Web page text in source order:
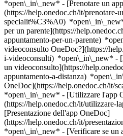
*open\_in\_new* - [Prenotare un
(https://help.onedoc.ch/it/prenotare-
specialit%C3%A0)
per un parente](https://
appuntamento-per-un-parente)
videoconsulto OneDoc?](https://
i-videoconsulti) *open\_in\_new* -
un videoconsulto](https://
appuntamento-a-distanza)
OneDoc](https://help.onedoc.ch/it/
*open\_in\_new* - [Utilizzare l'app
(https://help.onedoc.ch/it/utilizzare-
[Presentazione dell'app OneDoc]
(https://help.onedoc.ch/it/
*open\_in\_new* - [Verificare se un appuntamento è confermato](https://help.onedoc.ch/it/verificare-se-un-appuntamento-%C3%A8-confermato) *open\_in\_new* - [Annullare un appuntamento prenotato online su OneDoc](https://help.onedoc.ch/it/annullare-un-appuntamento-prenotato-online-su-onedoc) *open\_in\_new* - [Non ho ricevuto la conferma dell'appuntamento](https://help.onedoc.ch/it/non-ho-ricevuto-la-conferma-dellappuntamento) *open\_in\_new* [Vedi tutti i nostri articoli *open\_in\_new*](https://help.onedoc.ch/it/) # Elenco: cliniche nel cantone Soletta 1. [OneDoc](https://www.onedoc.ch/it/)/ 2. [Clinica](https://www.onedoc.ch/it/clinica)/ 3. Cantone Soletta [Clinique DELC Grenchen](https://www.onedoc.ch/it/clinica/grenchen/e12f/clinique-delc-grenchen) Solothurnstrasse 65, 2540 Grenchen SO [Gerontopsych. Tagesklinik/ARKADE - Psychiatrische Klinik](https://www.onedoc.ch/it/clinica/soletta/ez65/gerontopsych-tagesklinik-arkade-psychiatrische-klinik) Kapuzinerstrasse 9, 4500 Soletta [Olten, Psychiatrische Tagesklinik - Psychiatrische Klinik](https://www.onedoc.ch/it/clinica/olten/euhi/olten-psychiatrische-tagesklinik-psychiatrische-klinik) Baslerstrasse 150, 4600 Olten [Pallas Grenchen](https://www.onedoc.ch/it/clinica/grenchen/e7m7/pallas-grenchen) Kirchstrasse 10, 2540 Grenchen SO [Pallas Olten](https://www.onedoc.ch/it/clinica/olten/e7m2/pallas-olten) Louis Giroud-Strasse 20, 4600 Olten [Pallas Solothurn](https://www.onedoc.ch/it/clinica/soletta/e7m8/pallas-solothurn) Dornacherstrasse 26, 4500 Soletta [Privatklinik Obach](https://www.onedoc.ch/it/clinica/soletta/eq4o/privatklinik-obach) Leopoldstrasse 5, 4500 Soletta [Privatklinik Obach - Anästhesie Allgemein](https://www.onedoc.ch/it/clinica/soletta/ez55/privatklinik-obach-anasthesie-allgemein) Leopoldstrasse 5, 4500 Soletta [Privatklinik Obach - Chirurgie Allgemein](https://www.onedoc.ch/it/clinica/soletta/euki/privatklinik-obach-chirurgie-allgemein) Leopoldstrasse 5, 4500 Soletta [Privatklinik Obach - Chirurgie Orthopädische](https://www.onedoc.ch/it/clinica/soletta/euj6/privatklinik-obach-chirurgie-orthopadische) Leopoldstrasse 5, 4500 Soletta [Privatklinik Obach - Chirurgie Viszeral](https://www.onedoc.ch/it/clinica/soletta/esv5/privatklinik-obach-chirurgie-viszeral) Leopoldstrasse 5, 4500 Soletta [Privatklinik Obach - Gynäkologische Klinik](https://www.onedoc.ch/it/clinica/soletta/ey5u/privatklinik-obach-gynakologische-klinik) Leopoldstrasse 5, 4500 Soletta [Privatklinik Obach - Innere Medizin](https://www.onedoc.ch/it/clinica/soletta/eylr/privatklinik-obach-innere-medizin) Leopoldstrasse 5, 4500 Soletta [Privatklinik Obach - Kardiologie](https://www.onedoc.ch/it/clinica/soletta/eujm/privatklinik-obach-kardiologie) Leopoldstrasse 5, 4500 Soletta [Privatklinik Obach - ORL Klinik](https://www.onedoc.ch/it/clinica/soletta/ens2/privatklinik-obach-orl-klinik) Leopoldstrasse 5, 4500 Soletta [Privatklinik Obach - Pneumologie](https://www.onedoc.ch/it/clinica/soletta/euju/privatklinik-obach-pneumologie) Leopoldstrasse 5, 4500 Soletta [Privatklinik Obach - Rheumatologische Klinik](https://www.onedoc.ch/it/clinica/soletta/eujy/privatklinik-obach-rheumatologische-klinik) Leopoldstrasse 5, 4500 Soletta [Privatklinik Obach - Urologische Klinik](https://www.onedoc.ch/it/clinica/soletta/eso5/privatklinik-obach-urologische-klinik) Leopoldstrasse 5, 4500 Soletta [Psychiatrische Dienste - Psychiatrische Klinik](https://www.onedoc.ch/it/clinica/soletta/ey40/psychiatrische-dienste-psychiatrische-klinik) Weissensteinstrasse 102, 4500 Soletta [Psychiatrische Tagesklinik - Psych. Ambulatorium](https://www.onedoc.ch/it/clinica/olten/euhh/psychiatrische-tagesklinik-psych-ambulatorium) Baslerstrasse 150, 4600 Olten ### Scarica l'app OneDoc Prenota un appuntamento online con un medico, dentista o terapeuta vicino a te in Svizzera. L'app OneDoc ti consente di gestire tutti i tuoi